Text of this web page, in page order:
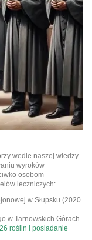
wedle naszej wiedzy
wyroków
osobom
leczniczych:
w Słupsku (2020
w Tarnowskich Górach
roślin i posiadanie